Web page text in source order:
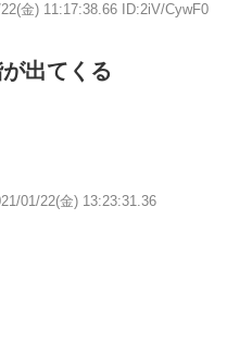
金) 11:17:38.66 ID:2iV/CywF0
出てくる
01/22(金) 13:23:31.36